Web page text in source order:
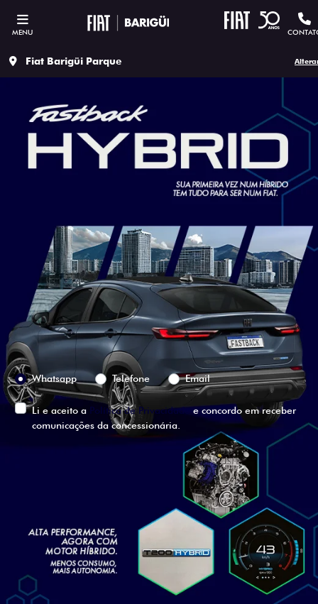
MENU
Fiat Barigüi Parque
ESTOU INTERESSADO
Versão escolhida
Preferência de contato:
Whatsapp
Telefone Email
Li e aceito a Política de Privacidade
e concordo em receber
comunicações da concessionária.
ENTRAR EM CONTATO
VISUALIZE O
VEÍCULO EM
360°